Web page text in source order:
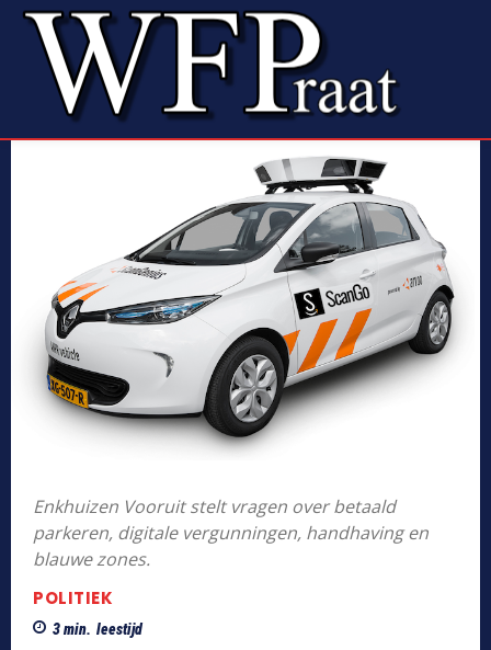
Enkhuizen Vooruit stelt vragen over betaald
parkeren, digitale vergunningen, handhaving en
blauwe zones.
POLITIEK
3min. leestijd